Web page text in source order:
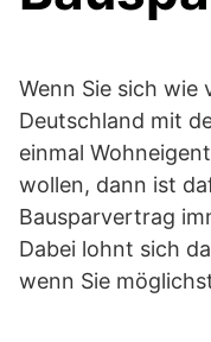
Wenn Sie sich wie
Deutschland mit
einmal
wollen, dann ist
Bausparvertrag
Dabei lohnt sich
wenn Sie